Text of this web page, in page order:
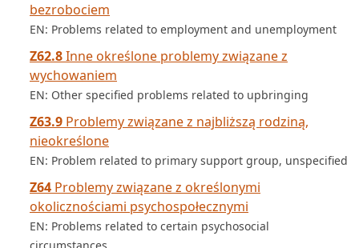
bezrobociem
EN: Problems related to employment and unemployment
Z62.8Inne określone problemy związane z
wychowaniem
EN: Other specified problems related to upbringing
Z63.9 Problemy związane z najbliższą rodziną,
nieokreślone
EN: Problem related to primary support group, unspecified
Z64 Problemy związane z określonymi
okolicznościami psychospołecznymi
EN: Problems related to certain psychosocial